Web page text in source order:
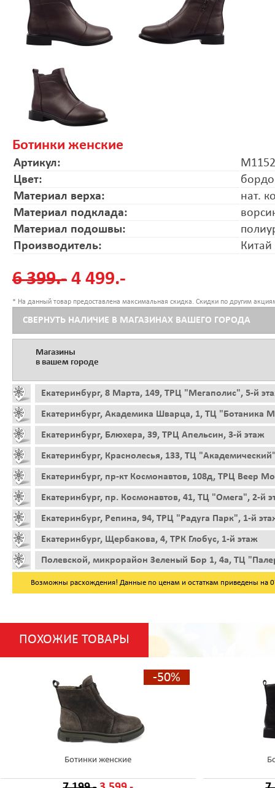
Ботинки женские
Артикул:
Цвет:
Материал верха:
нат.
Материал подклада:
Материал подошвы:
Производитель:
Китай
6 399.- 4 499.-
* На данный товар предоставлена максимальная скидка. Скидки по другим
СВЕРНУТЬ НАЛИЧИЕ В МАГАЗИНАХ ВАШЕГО ГОРОДА
Магазины
в вашем городе
Екатеринбург, 8 Марта, 149, ТРЦ "Мегаполис", 5-й
Екатеринбург, Академика Шварца, 1, ТЦ "Ботаника
Екатеринбург, Блюхера, 39, ТРЦ Апельсин, 3-й этаж
Екатеринбург, Краснолесья, 133, ТЦ
Екатеринбург, пр-кт Космонавтов, 108д, ТРЦ Веер
Екатеринбург, пр. Космонавтов, 41, ТЦ "Омега", 2-й
Екатеринбург, Репина, 94, ТРЦ "Радуга Парк", 1-й
Екатеринбург, Щербакова, 4, ТРК Глобус, 1-й этаж
Полевской, микрорайон Зеленый Бор 1, 4а, ТЦ
Возможны расхождения! Данные по ценам и остаткам приведены на
ПОХОЖИЕ ТОВАРЫ
-50%
Ботинки женские